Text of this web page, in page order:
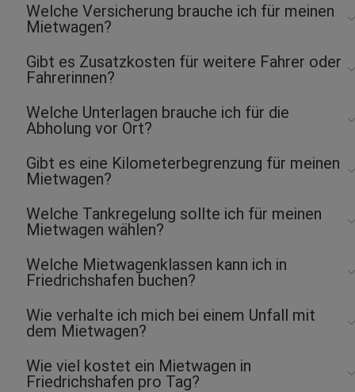
Welche Versicherung brauche ich für meinen
Mietwagen?
Gibt es Zusatzkosten für weitere Fahrer oder
Fahrerinnen?
Welche Unterlagen brauche ich für die
Abholung vor Ort?
Gibt es eine Kilometerbegrenzung für meinen
Mietwagen?
Welche Tankregelung sollte ich für meinen
Mietwagen wählen?
Welche Mietwagenklassen kann ich in
Friedrichshafen buchen?
Wie verhalte ich mich bei einem Unfall mit
dem Mietwagen?
Wie viel kostet ein Mietwagen in
Friedrichshafen pro Tag?